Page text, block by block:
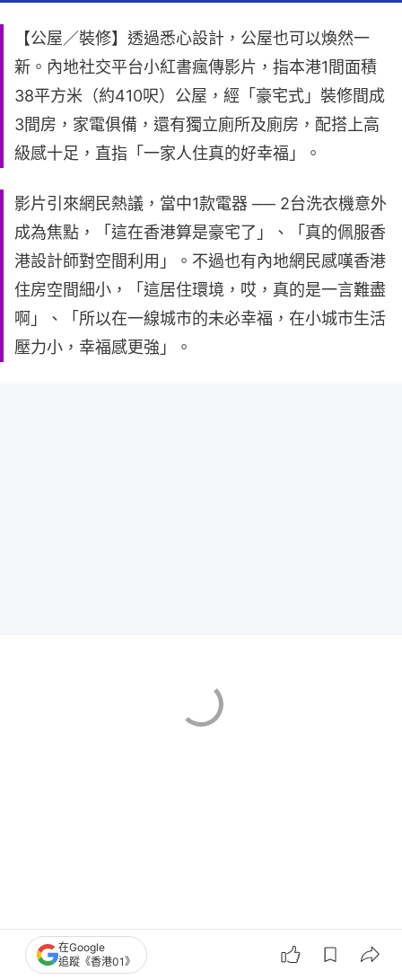
【公屋／裝修】透過悉心設計，公屋也可以煥然一
新。內地社交平台小紅書瘋傳影片，指本港1間面積
38平方米（約410呎）公屋，經「豪宅式」裝修間成
3間房，家電俱備，還有獨立廁所及廁房，配搭上高
級感十足，直指「一家人住真的好幸福」。
影片引來網民熱議，當中1款電器 ── 2台洗衣機意外
成為焦點，「這在香港算是豪宅了」、「真的佩服香
港設計師對空間利用」。不過也有內地網民感嘆香港
住房空間細小，「這居住環境，哎，真的是一言難盡
啊」、「所以在一線城市的未必幸福，在小城市生活
壓力小，幸福感更強」。
在Google
追蹤《香港01》